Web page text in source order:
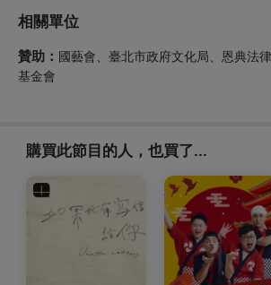
相關單位
贊助： 國藝會、臺北市政府文化局、恩典法
基金會
購買此節目的人，也買了...